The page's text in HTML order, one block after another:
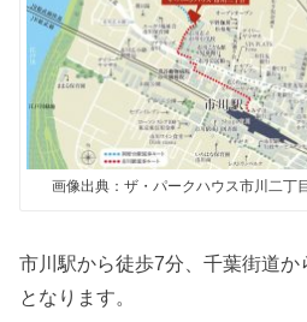
画像出典：ザ・パークハウス市川二丁
市川駅から徒歩7分、千葉街道
となります。